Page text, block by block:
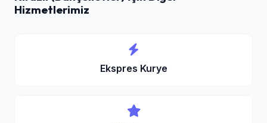
Hizmetlerimiz
Ekspres Kurye